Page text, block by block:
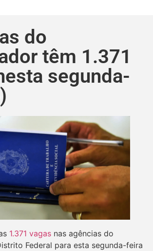
do
têm 1.371
segunda-
1.371 vagas nas agências do
Federal para esta segunda-feira